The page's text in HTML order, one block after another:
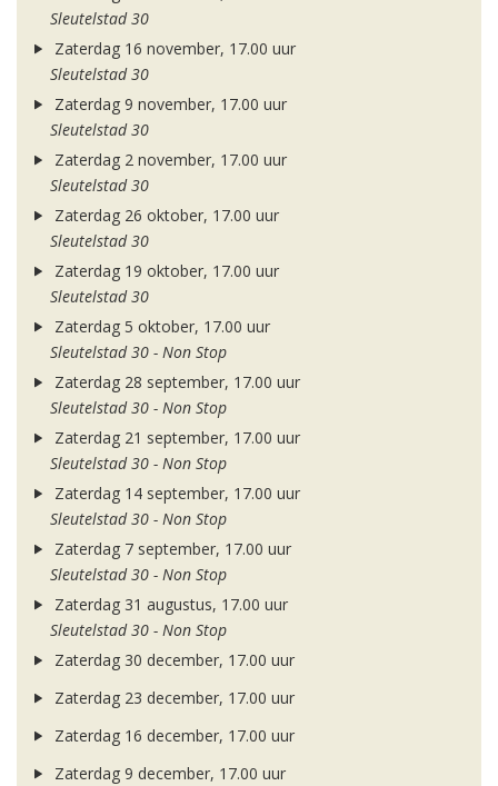
Sleutelstad 30
Zaterdag 16 november, 17.00 uur
Sleutelstad 30
Zaterdag 9 november, 17.00 uur
Sleutelstad 30
Zaterdag 2 november, 17.00 uur
Sleutelstad 30
Zaterdag 26 oktober, 17.00 uur
Sleutelstad 30
Zaterdag 19 oktober, 17.00 uur
Sleutelstad 30
Zaterdag 5 oktober, 17.00 uur
Sleutelstad 30 - Non Stop
Zaterdag 28 september, 17.00 uur
Sleutelstad 30 - Non Stop
Zaterdag 21 september, 17.00 uur
Sleutelstad 30 - Non Stop
Zaterdag 14 september, 17.00 uur
Sleutelstad 30 - Non Stop
Zaterdag 7 september, 17.00 uur
Sleutelstad 30 - Non Stop
Zaterdag 31 augustus, 17.00 uur
Sleutelstad 30 - Non Stop
Zaterdag 30 december, 17.00 uur
Zaterdag 23 december, 17.00 uur
Zaterdag 16 december, 17.00 uur
Zaterdag 9 december, 17.00 uur